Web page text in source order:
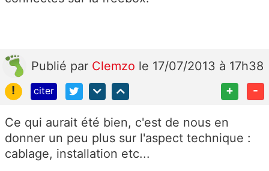
Publié par Clemzo le 17/07/2013 à 17h38
!
citer + -
Ce qui aurait été bien, c'est de nous en
donner un peu plus sur l'aspect technique :
cablage, installation etc...